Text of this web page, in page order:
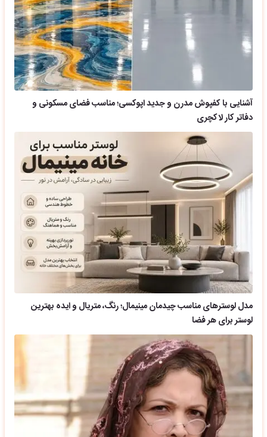
آشنایی با کفپوش مدرن و جدید اپوکسی؛ مناسب فضای مسکونی و
دفاتر کار لاکچری
مدل لوسترهای مناسب چیدمان مینیمال؛ رنگ، متریال و ایده بهترین
لوستر برای هر فضا